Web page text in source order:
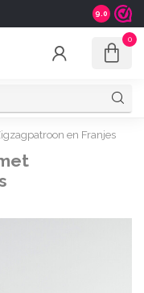
Shipping
9.0
0
en Franjes